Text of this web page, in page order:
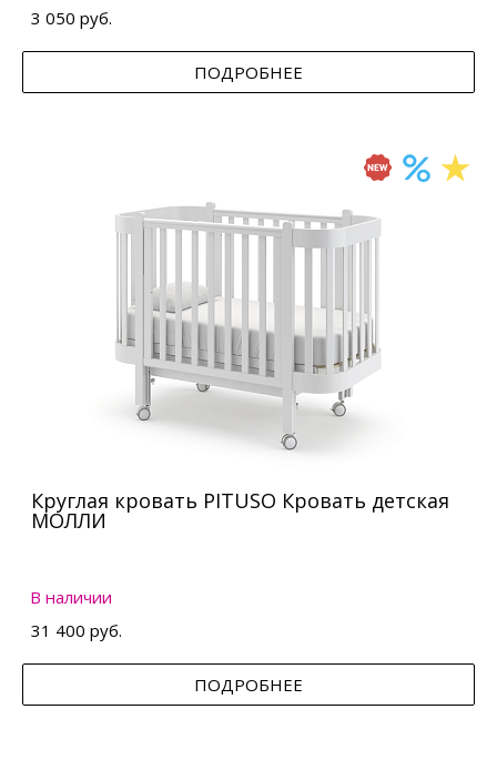
3 050 руб.
ПОДРОБНЕЕ
Круглая кровать PITUSO Кровать детская
МОЛЛИ
В наличии
31 400 руб.
ПОДРОБНЕЕ